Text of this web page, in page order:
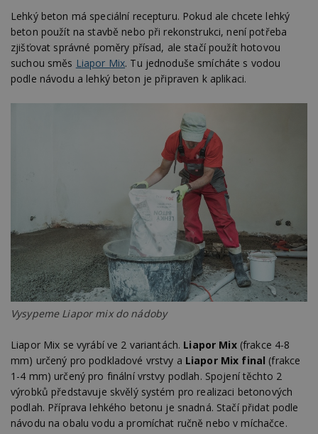
Lehký beton má speciální recepturu. Pokud ale chcete lehký
beton použít na stavbě nebo při rekonstrukci, není potřeba
zjišťovat správné poměry přísad, ale stačí použít hotovou
suchou směs Liapor Mix. Tu jednoduše smícháte s vodou
podle návodu a lehký beton je připraven k aplikaci.
Vysypeme Liapor mix do nádoby
Liapor Mix se vyrábí ve 2 variantách. Liapor Mix (frakce 4-8
mm) určený pro podkladové vrstvy a Liapor Mix final (frakce
1-4 mm) určený pro finální vrstvy podlah. Spojení těchto 2
výrobků představuje skvělý systém pro realizaci betonových
podlah. Příprava lehkého betonu je snadná. Stačí přidat podle
návodu na obalu vodu a promíchat ručně nebo v míchačce.